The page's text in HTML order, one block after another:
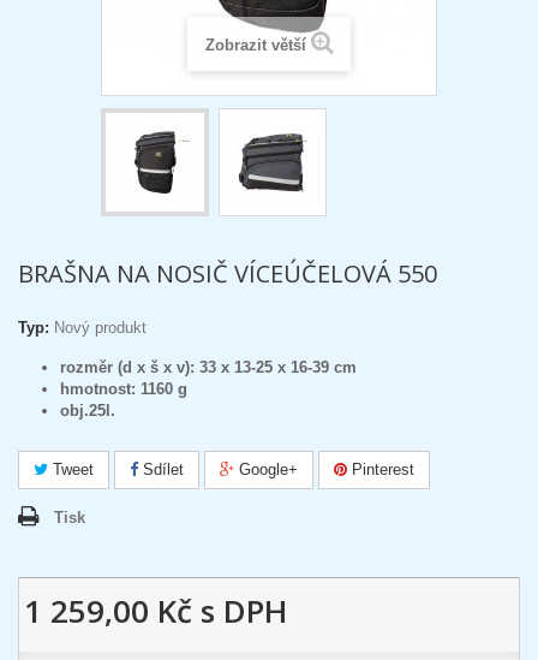
Zobrazit větší
BRAŠNA NA NOSIČ VÍCEÚČELOVÁ 550
Typ: Nový produkt
rozměr (d x š x v): 33 x 13-25 x 16-39 cm
hmotnost: 1160 g
obj.25l.
Tweet Sdílet Google+ Pinterest
Tisk
1 259,00 Kč s DPH